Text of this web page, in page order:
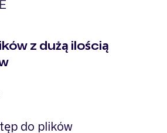
z dużą ilością
do plików